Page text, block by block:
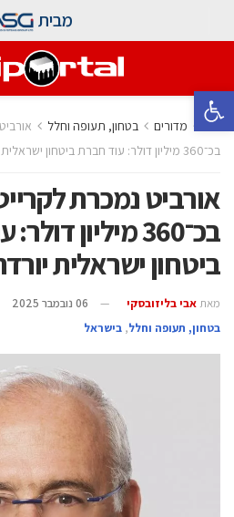
פתח סרגל נגישות
מבית
בית מדורים בטחון, תעופה וחלל
בכ־360 מיליון דולר: עוד חברת ביטחון ישראלית יורדת מהבורסה
אורביט נמכרת
בכ־360 מיליון
ביטחון ישראלית
מאת אבי בליזובסקי
06 נובמבר 2025
בטחון, תעופה וחלל, בישראל